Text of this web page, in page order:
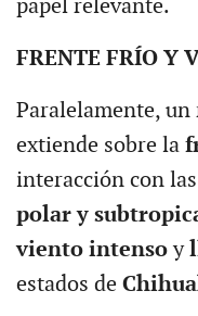
papel relevante.
FRENTE FRÍO Y
Paralelamente, un
extiende sobre la
interacción con las
polar y
viento intensoy
estados de